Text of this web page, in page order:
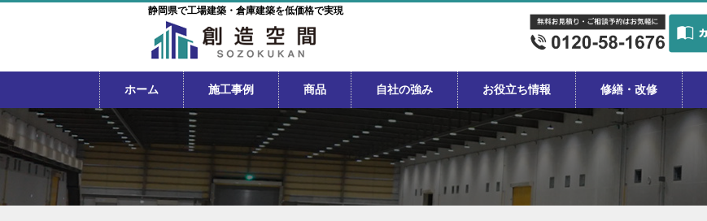
静岡県で工場建築・倉庫建築を低価格で実現
ホーム 施工事例 商品 自社の強み お役立ち情報 修繕・改修